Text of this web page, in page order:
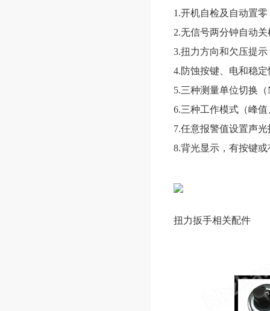
1.开机自检及自动置
2.无信号两分钟自动
3.扭力方向和欠压提示
4.防蚀按键、电和稳
5.三种测量单位切换
6.三种工作模式（峰
7.任意报警值设置声
8.背光显示，有按键
扭力扳手相关配件